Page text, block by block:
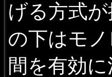
げる方式
の下はモ
間を有効